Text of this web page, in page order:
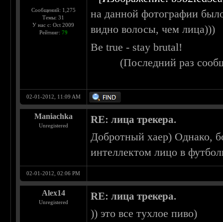
Сообщений: 1,275
Темы: 31
У нас с: Oct 2009
Рейтинг: 79
на данной фотографии
видно волосы, чем лица)))
Be true - stay brutal!
(Последний раз
02-01-2012, 11:09 AM
Maniachka
Unregistered
RE: лица трекера.
Добротный хаер) Однако,
интеллектом лицо в
02-01-2012, 02:06 PM
Alex14
Unregistered
RE: лица трекера.
)) это все тухлое пиво)